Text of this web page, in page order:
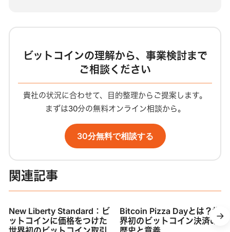
イ
ビットコインの理解から、事業検討まで
ご相談ください
貴社の状況に合わせて、目的整理からご提案します。
まずは30分の無料オンライン相談から。
30分無料で相談する
関連記事
New Liberty Standard：ビ
ットコインに価格をつけた
Bitcoin Pizza Dayとは？世
界初のビットコイン決済の